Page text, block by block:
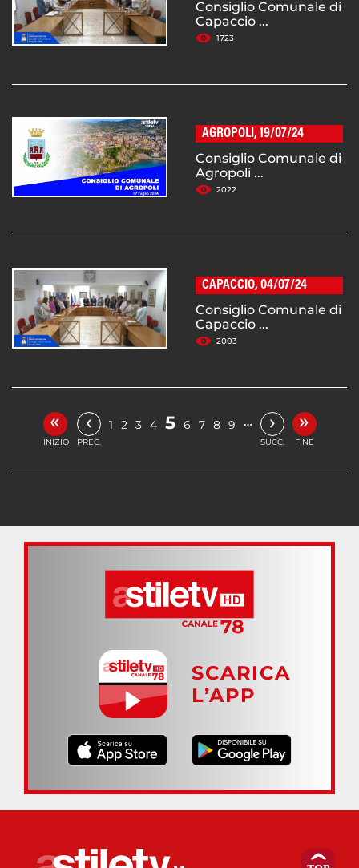
Consiglio Comunale di
Capaccio ...
1723
AGROPOLI, 19/07/24
Consiglio Comunale di
Agropoli ...
2022
CAPACCIO, 04/07/24
Consiglio Comunale di
Capaccio ...
2003
«
INIZIO
‹
PREC.
1 2 3 4 5 6 7 8 9 … ›
SUCC.
»
FINE
SCARICA
L’APP